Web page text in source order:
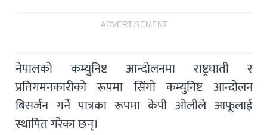
ADVERTISEMENT
नेपालको कम्युनिष्ट आन्दोलनमा राष्ट्रघाती र
प्रतिगमनकारीको रूपमा सिंगो कम्युनिष्ट आन्दोलन
बिसर्जन गर्ने पात्रका रूपमा केपी ओलीले आफूलाई
स्थापित गरेका छन्।